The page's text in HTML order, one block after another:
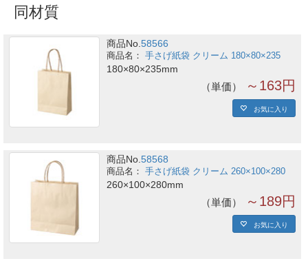
同材質
商品No.58566
手さげ紙袋 クリーム 180×80×235
180×80×235mm
単価 ～163円
お気に入り
商品No.58568
手さげ紙袋 クリーム 260×100×280
260×100×280mm
単価 ～189円
お気に入り